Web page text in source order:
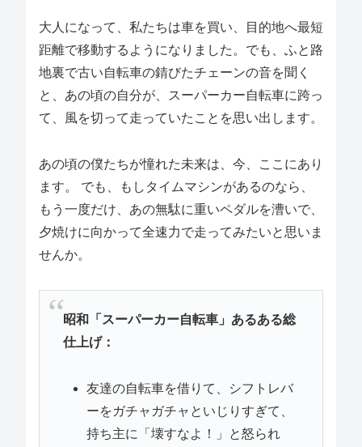
大人になって、私たちは車を買い、目的地へ最短
距離で移動するようになりました。でも、ふと路
地裏で古い自転車の錆びたチェーンの音を聞く
と、あの頃の自分が、スーパーカー自転車に跨っ
て、風を切って走っていたことを思い出します。
あの頃の僕たちが憧れた未来は、今、ここにあり
ます。 でも、もしタイムマシンがあるのなら、
もう一度だけ、あの無駄に重いペダルを漕いで、
夕焼けに向かって全速力で走ってみたいと思いま
せんか。
昭和「スーパーカー自転車」あるある総
仕上げ：
友達の自転車を借りて、シフトレバ
ーをガチャガチャといじりすぎて、
持ち主に「壊すなよ！」と怒られ